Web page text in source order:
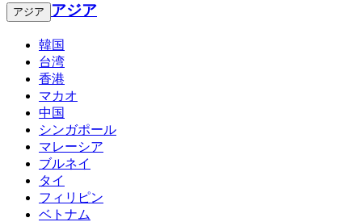
アジア アジア
韓国
台湾
香港
マカオ
中国
シンガポール
マレーシア
ブルネイ
タイ
フィリピン
ベトナム